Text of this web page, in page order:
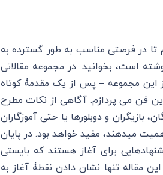
تا در فرصتی مناسب به طور گسترده به
است، بخوانید. در مجموعه مقالاتی
مجموعه – پس از یک مقدمۀ کوتاه
فن می پردازم. آگاهی‌ از نکات مطرح
بازیگران و دوبلورها یا حتی آموزگاران
میدهند، مفید خواهد بود. در پایان
برای آغاز هستند که بایستی
مقاله تنها نشان دادن نقطۀ آغاز به